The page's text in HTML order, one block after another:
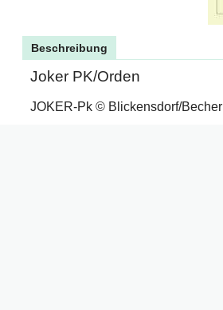
Beschreibung
Joker PK/Orden
JOKER-Pk © Blickensdorf/Becher